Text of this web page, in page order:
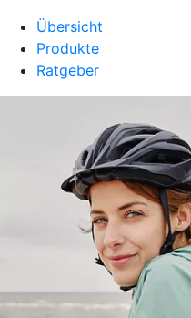
Übersicht
Produkte
Ratgeber